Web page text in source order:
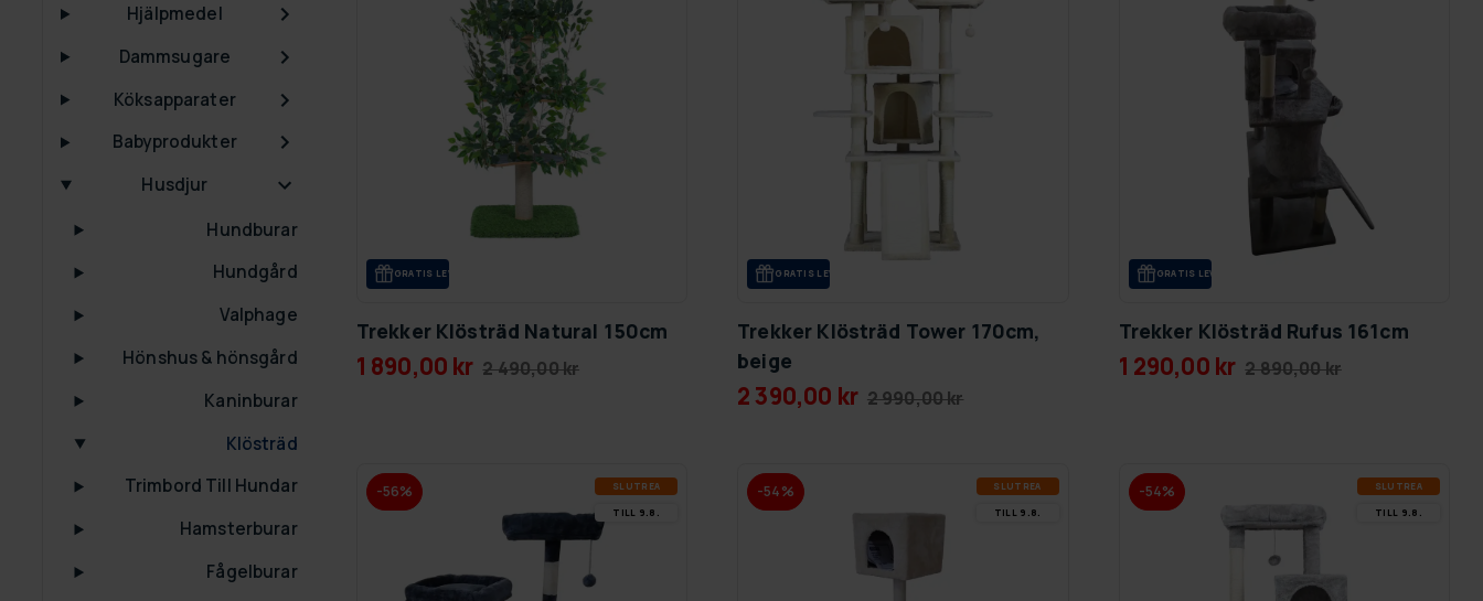
Hjälpmedel
Dammsugare
Köksapparater
Babyprodukter
Husdjur
Hundburar
Hundgård
Valphage
Hönshus & hönsgård
Kaninburar
Klösträd
Trimbord Till Hundar
Hamsterburar
Fågelburar
GRA­TIS LE­VE­RANS
Trekker Klösträd Natural 150cm
1 890,00 kr 2 490,00 kr
GRA­TIS LE­VE­RANS
Trekker Klösträd Tower 170cm,
beige
2 390,00 kr 2 990,00 kr
GRA­TIS LE­VE­RANS
Trekker Klösträd Rufus 161cm
1 290,00 kr 2 890,00 kr
-56% SLUT­REA
TILL 9.8.
-54% SLUT­REA
TILL 9.8.
-54% SLUT­REA
TILL 9.8.